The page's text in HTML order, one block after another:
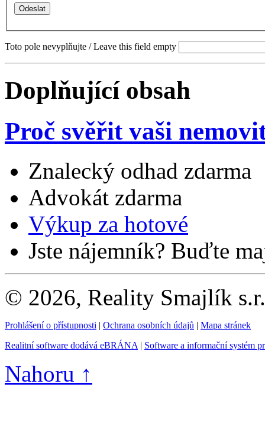
Toto pole nevyplňujte / Leave this field empty
Doplňující obsah
Proč svěřit vaši
Znalecký odhad zdarma
Advokát zdarma
Výkup za hotové
Jste nájemník? Buďte
© 2026, Reality Smajlík
Prohlášení o přístupnosti | Ochrana osobních údajů | Mapa stránek
Realitní software dodává eBRÁNA | Software a informační systém
Nahoru ↑